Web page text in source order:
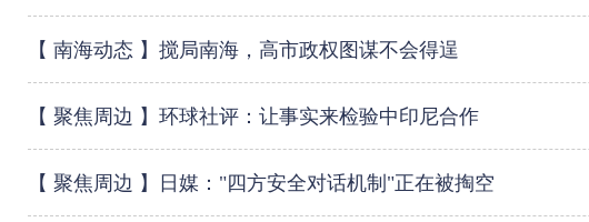
【 南海动态 】搅局南海，高市政权图谋不会得逞
【 聚焦周边 】环球社评：让事实来检验中印尼合作
【 聚焦周边 】日媒："四方安全对话机制"正在被掏空